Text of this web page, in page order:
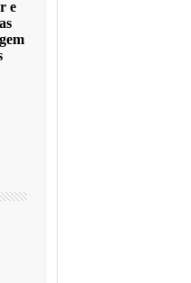
e